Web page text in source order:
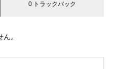
0 トラックバック
。